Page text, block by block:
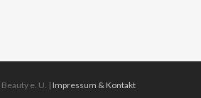
e. U. | Impressum & Kontakt